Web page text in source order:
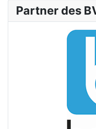
Partner des